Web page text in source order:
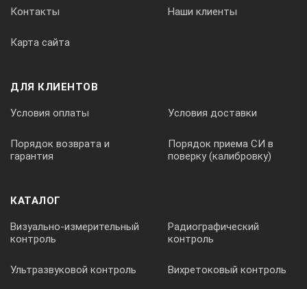
0,083º
0,22
1º
Контакты Наши клиенты
Карта сайта
ДЛЯ КЛИЕНТОВ
Условия оплаты Условия доставки
Порядок возврата и
гарантия
Порядок приема СИ в
поверку (калибровку)
КАТАЛОГ
Визуально-измерительный
контроль
Радиографический
контроль
Ультразвуковой контроль Вихретоковый контроль